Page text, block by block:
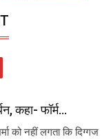
कहा- फॉर्म...
को नहीं लगता कि दिग्गज